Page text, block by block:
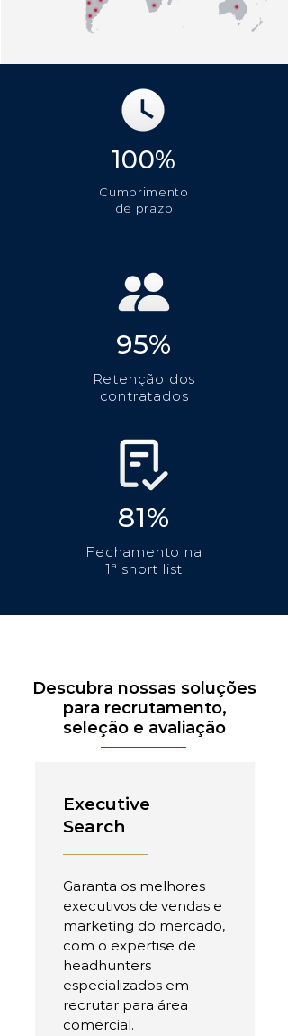
100%
Cumprimento
de prazo
95%
Retenção dos
contratados
81%
Fechamento na
1ª short list
Descubra nossas soluções
para recrutamento,
seleção e avaliação
Executive
Search
Garanta os melhores
executivos de vendas e
marketing do mercado,
com o expertise de
headhunters
especializados em
recrutar para área
comercial.